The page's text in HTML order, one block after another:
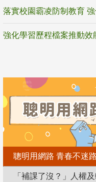
落實校園霸凌防制教育
聰明用網路 青春不迷路
「補課了沒？」人權